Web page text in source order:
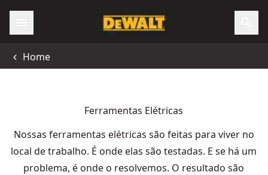
Home
Ferramentas Elétricas
Nossas ferramentas elétricas são feitas para viver no
local de trabalho. É onde elas são testadas. E se há um
problema, é onde o resolvemos. O resultado são